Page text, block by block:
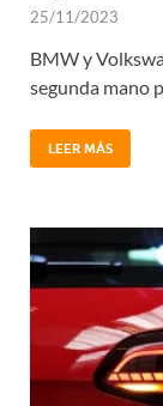
25/11/2023
BMW y
segunda mano
LEER MÁS